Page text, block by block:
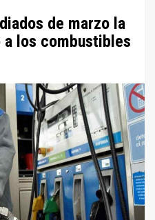
de marzo la
los combustibles